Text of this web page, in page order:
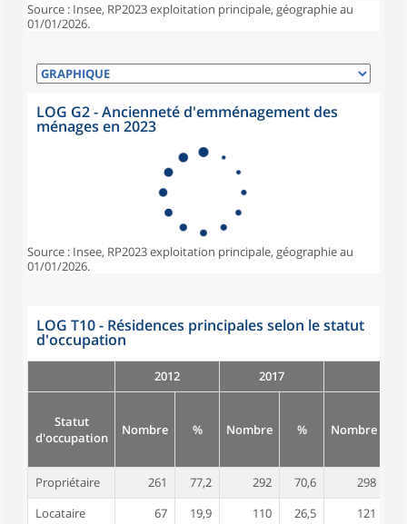
Source : Insee, RP2023 exploitation principale, géographie au
01/01/2026.
LOG G2 - Ancienneté d'emménagement des
ménages en 2023
Source : Insee, RP2023 exploitation principale, géographie au
01/01/2026.
LOG T10 - Résidences principales selon le statut
d'occupation
2012 2017
Statut
d'occupation
Nombre % Nombre % Nombre
Propriétaire 261 77,2 292 70,6 298
Locataire
67 19,9 110 26,5 121